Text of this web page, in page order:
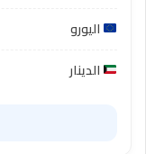
اليورو
الدينار